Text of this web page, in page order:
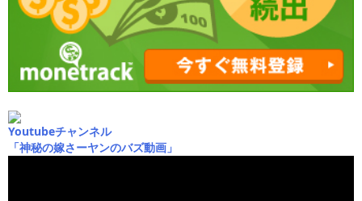
Youtubeチャンネル
「神秘の嫁さーヤンのバズ動画」